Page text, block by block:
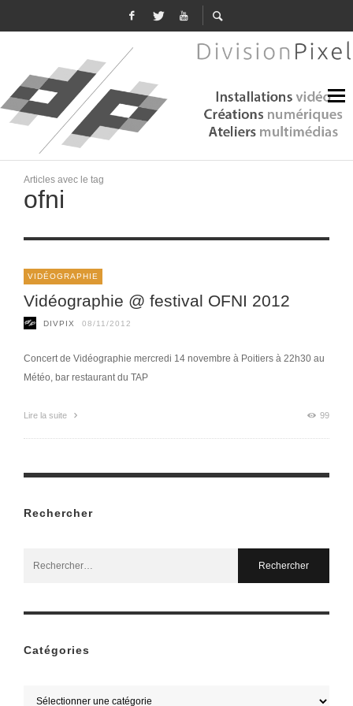
Articles avec le tag
ofni
VIDÉOGRAPHIE
Vidéographie @ festival OFNI 2012
DIVPIX 08/11/2012
Concert de Vidéographie mercredi 14 novembre à Poitiers à 22h30 au
Météo, bar restaurant du TAP
Lire la suite 99
Rechercher
Catégories